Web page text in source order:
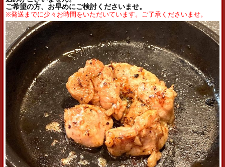
ご希望の方、お早めにご検討くださいませ。
※発送までに少々お時間をいただいています。ご了承くださいませ。